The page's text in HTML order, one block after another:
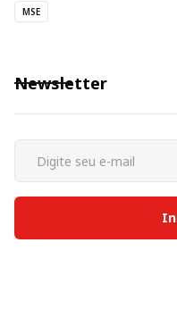
MSE
Newsletter